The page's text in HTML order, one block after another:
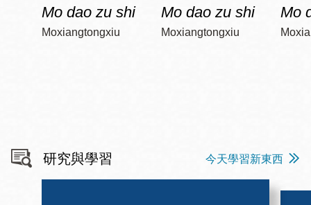
Mo dao zu shi
Moxiangtongxiu
Mo dao zu shi
Moxiangtongxiu
Mo
研究與學習 今天學習新東西